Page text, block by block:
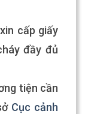
cấp giấy
đầy đủ
tiện cần
Cục cảnh